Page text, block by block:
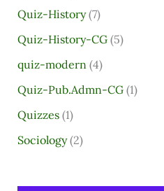
Quiz-History(7)
Quiz-History-CG(5)
quiz-modern (4)
Quiz-Pub.Admn-CG(1)
Quizzes(1)
Sociology(2)